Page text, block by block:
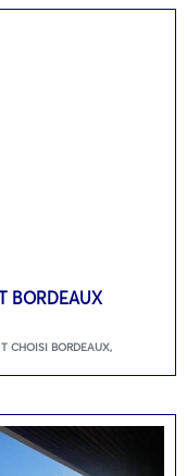
BORDEAUX
CHOISI BORDEAUX,